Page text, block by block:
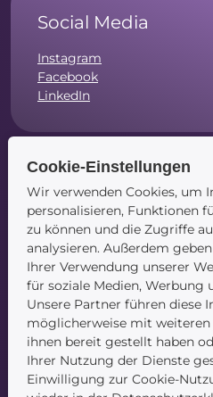
Social Media
Instagram
Facebook
LinkedIn
Navigation
Startseite
Blog
Kontakt
Cookie-Einstellungen
Wir verwenden Cookies, um
personalisieren, Funktionen
zu können und die Zugriffe
analysieren. Außerdem
Ihrer Verwendung unserer
für soziale Medien, Werbung
Unsere Partner führen diese
möglicherweise mit weiteren
ihnen bereit gestellt haben
Ihrer Nutzung der Dienste
Einwilligung zur Cookie-